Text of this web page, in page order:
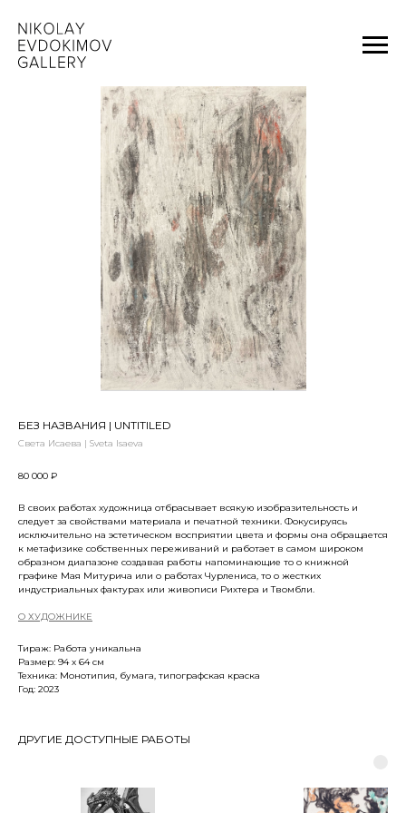
БЕЗ НАЗВАНИЯ | UNTITILED
Света Исаева | Sveta Isaeva
80 000 ₽
В своих работах художница отбрасывает всякую изобразительность и
следует за свойствами материала и печатной техники. Фокусируясь
исключительно на эстетическом восприятии цвета и формы она обращается
к метафизике собственных переживаний и работает в самом широком
образном диапазоне создавая работы напоминающие то о книжной
графике Мая Митурича или о работах Чурлениса, то о жестких
индустриальных фактурах или живописи Рихтера и Твомбли.
О ХУДОЖНИКЕ
Тираж: Работа уникальна
Размер: 94 х 64 см
Техника: Mонотипия, бумага, типографская краска
Год: 2023
ДРУГИЕ ДОСТУПНЫЕ РАБОТЫ